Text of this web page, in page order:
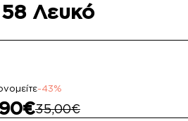
Λευκό
-43%
35,00€